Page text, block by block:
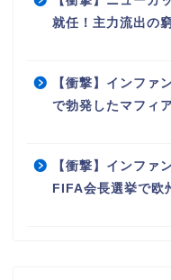
就任！主力流出の
【衝撃】インファ
で勃発したマフィ
【衝撃】インファ
FIFA会長選挙で欧